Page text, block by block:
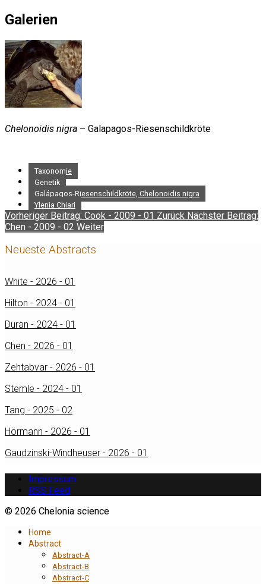
Galerien
Chelonoidis nigra – Galapagos-Riesenschildkröte
Taxonomie
Genetik
Galápagos-Riesenschildkröte, Chelonoidis nigra
Ylenia Chiari
Vorheriger Beitrag: Cook - 2009 - 01 Zurück Nächster Beitrag:
Chen - 2009 - 02 Weiter
Neueste Abstracts
White - 2026 - 01
Hilton - 2024 - 01
Duran - 2024 - 01
Chen - 2026 - 01
Zehtabvar - 2026 - 01
Stemle - 2024 - 01
Tang - 2025 - 02
Hörmann - 2026 - 01
Gaudzinski-Windheuser - 2026 - 01
Impressum
RSS Feed
© 2026 Chelonia science
Home
Abstract
Abstract-A
Abstract-B
Abstract-C